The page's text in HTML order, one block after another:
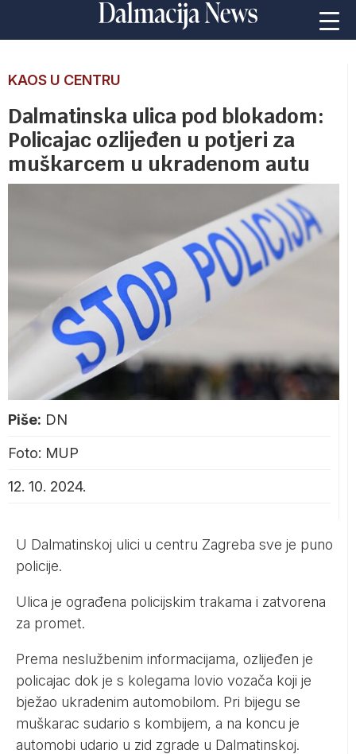
KAOS U CENTRU
Dalmatinska ulica pod blokadom:
Policajac ozlijeđen u potjeri za
muškarcem u ukradenom autu
Piše: DN
Foto: MUP
12. 10. 2024.
U Dalmatinskoj ulici u centru Zagreba sve je puno
policije.
Ulica je ograđena policijskim trakama i zatvorena
za promet.
Prema neslužbenim informacijama, ozlijeđen je
policajac dok je s kolegama lovio vozača koji je
bježao ukradenim automobilom. Pri bijegu se
muškarac sudario s kombijem, a na koncu je
automobi udario u zid zgrade u Dalmatinskoj.